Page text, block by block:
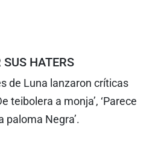
HATERS
de Luna lanzaron críticas
teibolera a monja’, ‘Parece
paloma Negra’.